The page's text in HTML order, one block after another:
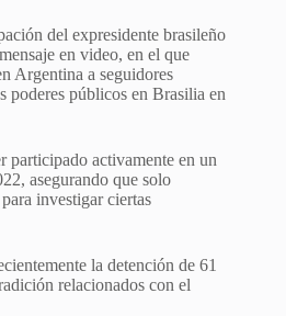
del expresidente brasileño
en video, en el que
Argentina a seguidores
poderes públicos en Brasilia en
participado activamente en un
asegurando que solo
investigar ciertas
la detención de 61
relacionados con el